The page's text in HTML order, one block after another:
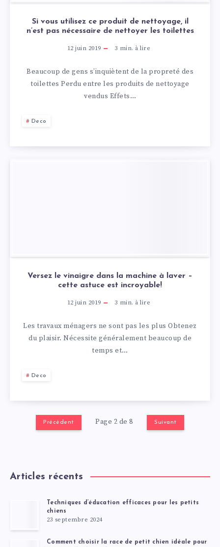
Si vous utilisez ce produit de nettoyage, il
n’est pas nécessaire de nettoyer les toilettes
12 juin 2019 3 min. à lire
Beaucoup de gens s’inquiètent de la propreté des
toilettes Perdu entre les produits de nettoyage
vendus Effets…
Deco
Versez le vinaigre dans la machine à laver –
cette astuce est incroyable!
12 juin 2019 3 min. à lire
Les travaux ménagers ne sont pas les plus Obtenez
du plaisir. Nécessite généralement beaucoup de
temps et…
Deco
Précédent Page 2 de 8 Suivant
Articles récents
Techniques d’éducation efficaces pour les petits
chiens
23 septembre 2024
Comment choisir la race de petit chien idéale pour